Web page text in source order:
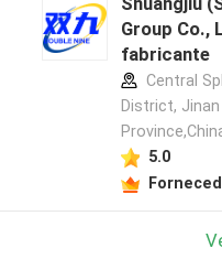
Group Co.,
fabricante
Central
District,
5.0